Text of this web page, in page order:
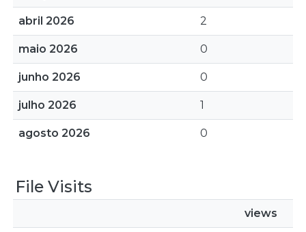
abril 2026 2
maio 2026 0
junho 2026 0
julho 2026 1
agosto 2026 0
File Visits
views